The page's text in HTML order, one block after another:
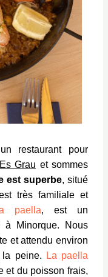
restaurant pour
Grau et sommes
est superbe, situé
très familiale et
paella, est un
à Minorque. Nous
et attendu environ
peine.
La paella
et du poisson frais,